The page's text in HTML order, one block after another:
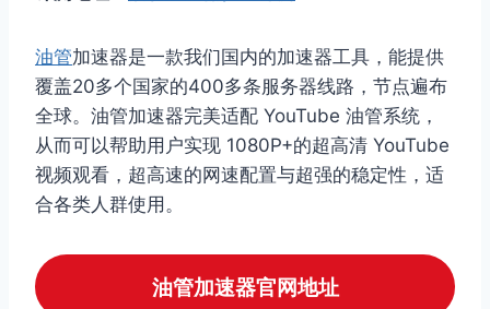
油管加速器是一款我们国内的加速器工具，能提供
覆盖20多个国家的400多条服务器线路，节点遍布
全球。油管加速器完美适配 YouTube 油管系统，
从而可以帮助用户实现 1080P+的超高清 YouTube
视频观看，超高速的网速配置与超强的稳定性，适
合各类人群使用。
油管加速器官网地址